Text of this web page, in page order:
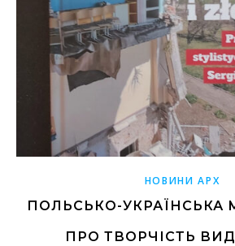
НОВИНИ АРХ
ПОЛЬСЬКО-УКРАЇНСЬКА
ПРО ТВОРЧІСТЬ